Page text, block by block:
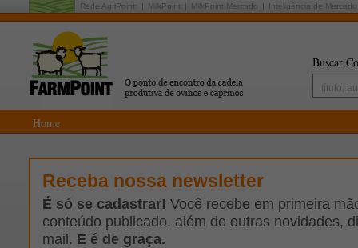
Rede AgriPoint: MilkPoint MilkPoint Mercado Inteligência de Mercado
Buscar
Home
Receba nossa newsletter
É só se cadastrar! Você recebe em primeira
conteúdo publicado, além de outras novidades,
mail. E é de graça.